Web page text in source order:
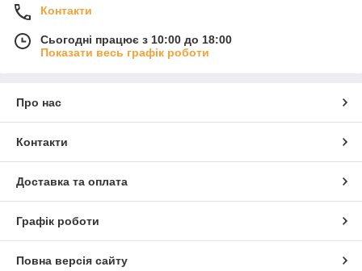
Контакти
Сьогодні працює з 10:00 до 18:00
Показати весь графік роботи
Про нас
Контакти
Доставка та оплата
Графік роботи
Повна версія сайту